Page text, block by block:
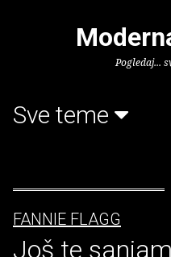
Pogledaj...
Sve teme
FANNIE FLAGG
Još te sanjam